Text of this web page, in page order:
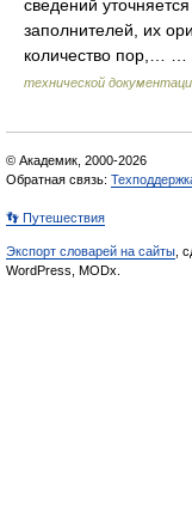
сведений
заполнителей, их
количество пор,… …
технической
© Академик, 2000-2026
Обратная связь:
👣 Путешествия
Экспорт словарей на сайты ,
WordPress, MODx.